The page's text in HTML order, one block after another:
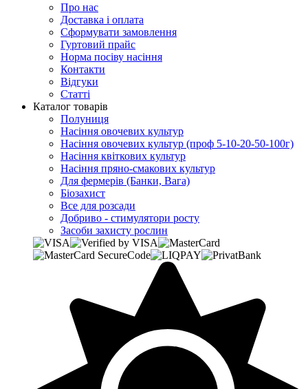
Про нас
Доставка і оплата
Сформувати замовлення
Гуртовий прайс
Норма посіву насіння
Контакти
Відгуки
Статті
Каталог товарів
Полуниця
Насіння овочевих культур
Насіння овочевих культур (проф 5-10-20-50-100г)
Насіння квіткових культур
Насіння пряно-смакових культур
Для фермерів (Банки, Вага)
Біозахист
Все для розсади
Добриво - стимулятори росту
Засоби захисту рослин